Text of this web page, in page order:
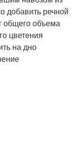
добавить речной
общего объема
цветения
на дно